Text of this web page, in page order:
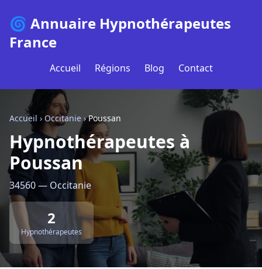
🌀 Annuaire Hypnothérapeutes
France
Accueil Régions Blog Contact
Accueil › Occitanie ›Poussan
Hypnothérapeutes à
Poussan
34560 — Occitanie
2
Hypnothérapeutes